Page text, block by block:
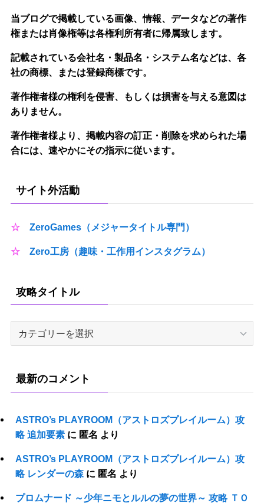
当ブログで掲載している画像、情報、データなどの著作
権または肖像権等は各権利所有者に帰属致します。
記載されている会社名・製品名・システム名などは、各
社の商標、または登録商標です。
著作権者様の権利を侵害、もしくは損害を与える意図は
ありません。
著作権者様より、掲載内容の訂正・削除を求められた場
合には、速やかにその指示に従います。
サイト外活動
☆ ZeroGames（メジャータイトル専門）
☆ Zero工房（趣味・工作用インスタグラム）
攻略タイトル
イ
最新のコメント
ASTRO’s PLAYROOM（アストロズプレイルーム）攻
略 追加要素に 匿名 より
ASTRO’s PLAYROOM（アストロズプレイルーム）攻
略 レンダーの森に 匿名 より
プロムナード ～少年ニモとルルの夢の世界～ 攻略 ＴＯ